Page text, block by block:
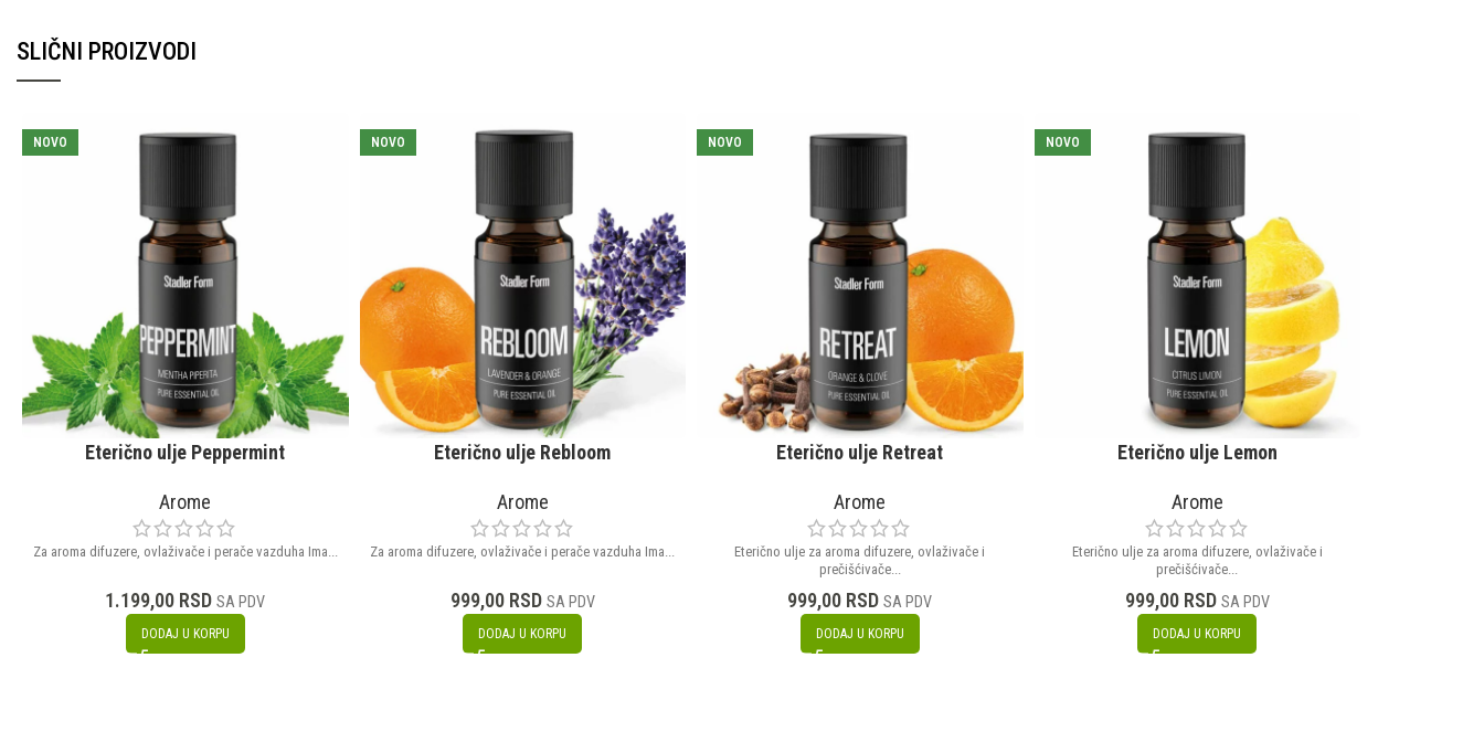
SLIČNI PROIZVODI
NOVO
Eterično ulje Peppermint
Arome
Za aroma difuzere, ovlaživače i perače vazduha Ima...
1.199,00 RSD SA PDV
DODAJ U KORPU
NOVO
Eterično ulje Rebloom
Arome
Za aroma difuzere, ovlaživače i perače vazduha Ima...
999,00 RSD SA PDV
DODAJ U KORPU
NOVO
Eterično ulje Retreat
Arome
Eterično ulje za aroma difuzere, ovlaživače i
prečišćivače...
999,00 RSD SA PDV
DODAJ U KORPU
NOVO
Eterično ulje Lemon
Arome
Eterično ulje za aroma difuzere, ovlaživače i
prečišćivače...
999,00 RSD SA PDV
DODAJ U KORPU